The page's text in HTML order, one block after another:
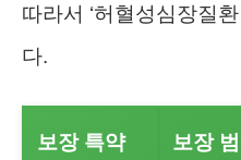
따라서 ‘허혈성심장질
다.
보장 특약
보장